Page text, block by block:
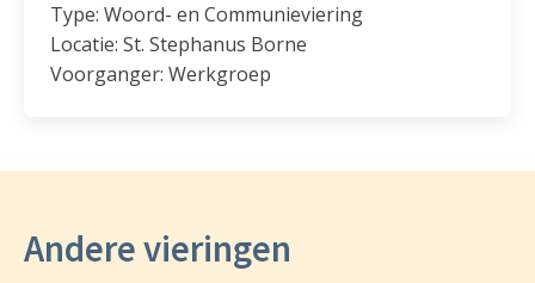
Type: Woord- en Communieviering
Locatie: St. Stephanus Borne
Voorganger: Werkgroep
Andere vieringen